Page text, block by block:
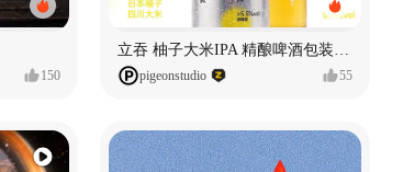
150
立吞 柚子大米IPA 精酿啤酒包装设计
pigeonstudio 55